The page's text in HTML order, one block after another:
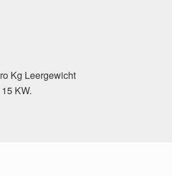
Kg Leergewicht
KW.